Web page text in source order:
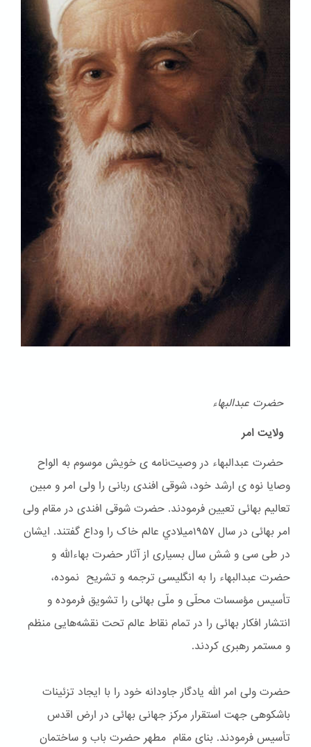
حضرت عبدالبهاء
ولایت امر
حضرت عبدالبهاء در وصیت‌نامه ی خویش موسوم به الواح
وصایا نوه ی ارشد خود، شوقی افندی ربانی را ولی امر و مبین
تعالیم بهائی تعیین فرمودند. حضرت شوقی افندی در مقام ولی
امر بهائی در سال ۱۹۵۷ميلادي عالم خاک را وداع گفتند. ایشان
در طی سی و شش سال بسیاری از آثار حضرت بهاءالله و
حضرت عبدالبهاء را به انگلیسی ترجمه و تشریح نموده،
تأسیس مؤسسات محلّی و ملّی بهائی را تشویق فرموده و
انتشار افکار بهائی را در تمام نقاط عالم تحت نقشه‌هایی منظم
و مستمر رهبری کردند.
حضرت ولی امر الله یادگار جاودانه خود را با ایجاد تزئینات
باشكوهی جهت استقرار مرکز جهانی بهائی در ارض اقدس
تأسیس فرمودند. بنای مقام مطهر حضرت باب و ساختمان